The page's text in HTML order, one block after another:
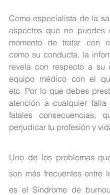
Como especialista de la
aspectos que no puedes
momento de tratar con
como su conducta, la
revela con respecto a su
equipo médico con el
etc. Por lo que debes
atención a cualquier falla
fatales consecuencias,
perjudicar tu profesión y
Uno de los problemas
son más frecuentes entre
es el Síndrome de